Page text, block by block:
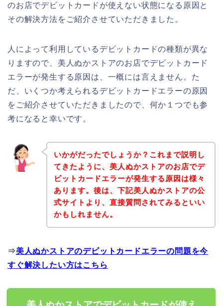
のお店でデビットカードが使えない状態になる原因と
その解決方法をご紹介させていただきました。
人によって利用しているデビットカードの種類が異な
りますので、美人ぬかストアのお店でデビットカード
エラーが発生する原因は、一概には言えません。た
だ、いくつか考えられるデビットカードエラーの原因
をご紹介させていただきましたので、何か１つでも参
考になると幸いです。
いかがだったでしょうか？これまで説明し
てきたように、美人ぬかストアのお店でデ
ビットカードエラーが発生する原因は様々
あります。後は、下記美人ぬかストアの公
式サイトより、直接質問されてみるといい
かもしれません。
⇒美人ぬかストアのデビットカードエラーの問題を今
すぐ解決したい方はこちら